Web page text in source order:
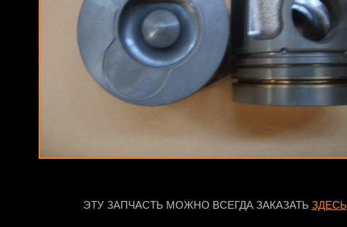
ЭТУ ЗАПЧАСТЬ МОЖНО ВСЕГДА ЗАКАЗАТЬ ЗДЕСЬ